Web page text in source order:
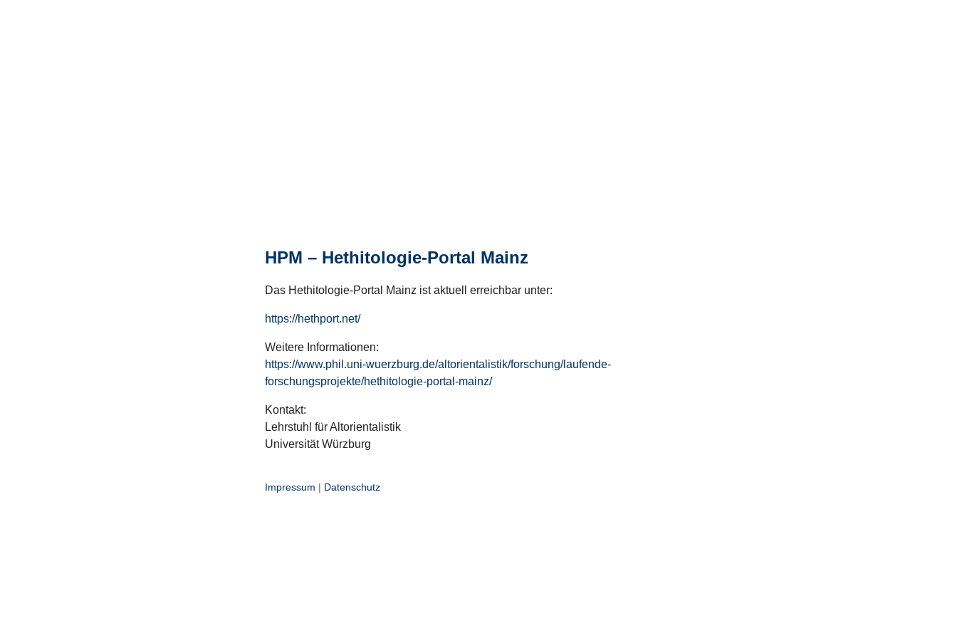
HPM – Hethitologie-Portal Mainz
Das Hethitologie-Portal Mainz ist aktuell erreichbar unter:
https://hethport.net/
Weitere Informationen:
https://www.phil.uni-wuerzburg.de/altorientalistik/forschung/laufende-
forschungsprojekte/hethitologie-portal-mainz/
Kontakt:
Lehrstuhl für Altorientalistik
Universität Würzburg
Impressum | Datenschutz